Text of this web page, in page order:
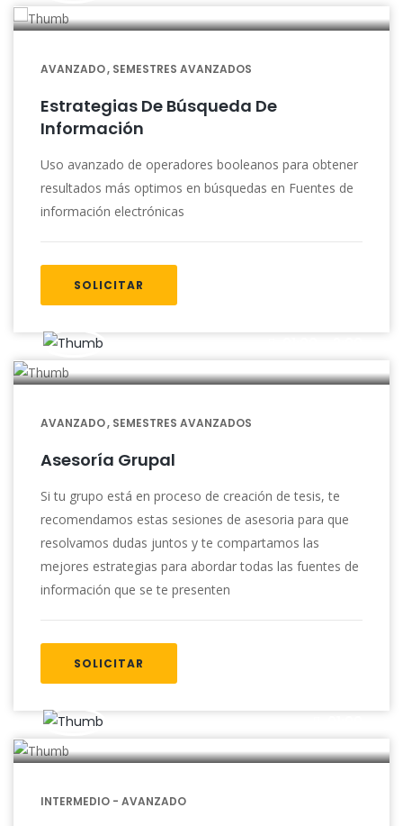
AVANZADO SEMESTRES AVANZADOS
Estrategias De Búsqueda De
Información
Uso avanzado de operadores booleanos para obtener
resultados más optimos en búsquedas en Fuentes de
información electrónicas
SOLICITAR
AVANZADO SEMESTRES AVANZADOS
Asesoría Grupal
Si tu grupo está en proceso de creación de tesis, te
recomendamos estas sesiones de asesoria para que
resolvamos dudas juntos y te compartamos las
mejores estrategias para abordar todas las fuentes de
información que se te presenten
SOLICITAR
INTERMEDIO - AVANZADO